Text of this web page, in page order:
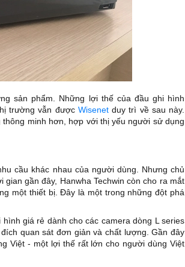
sản phẩm. Những lợi thế của đầu ghi hình
trường vẫn được Wisenetduy trì về sau này.
minh hơn, hợp với thị yếu người sử dụng
cầu khác nhau của người dùng. Nhưng chủ
gần đây, Hanwha Techwin còn cho ra mắt
một thiết bị. Đây là một trong những đột phá
giá rẻ dành cho các camera dòng L series
quan sát đơn giản và chất lượng. Gần đây
Việt - một lợi thế rất lớn cho người dùng Việt